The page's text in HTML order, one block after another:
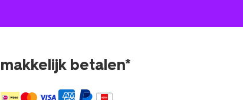
makkelijk betalen*